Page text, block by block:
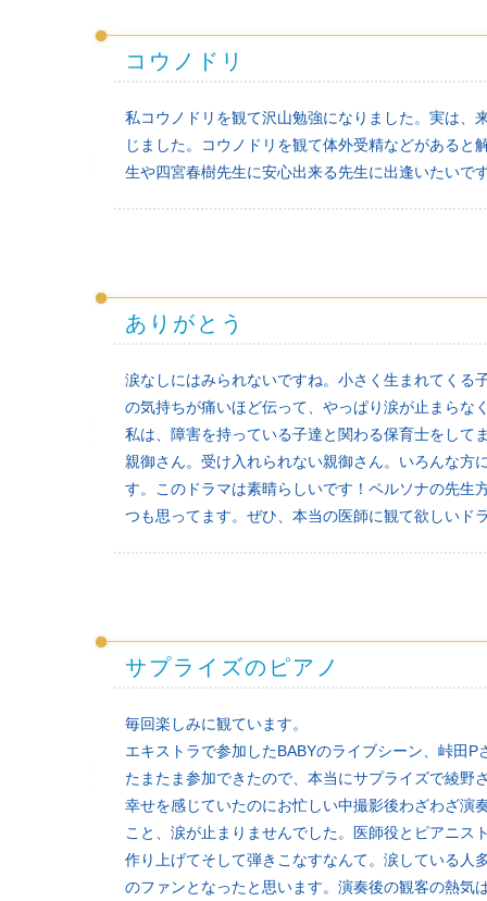
コウノドリ
私コウノドリを観て沢山勉強になりました。実は、
じました。コウノドリを観て体外受精などがある
生や四宮春樹先生に安心出来る先生に出逢いたいで
ありがとう
涙なしにはみられないですね。小さく生まれてくる
の気持ちが痛いほど伝って、やっぱり涙が止まらな
私は、障害を持っている子達と関わる保育士をして
親御さん。受け入れられない親御さん。いろんな方
す。このドラマは素晴らしいです！ペルソナの先生
つも思ってます。ぜひ、本当の医師に観て欲しいド
サプライズのピアノ
毎回楽しみに観ています。
エキストラで参加したBABYのライブシーン、峠田
たまたま参加できたので、本当にサプライズで綾野
幸せを感じていたのにお忙しい中撮影後わざわざ演
こと、涙が止まりませんでした。医師役とピアニ
作り上げてそして弾きこなすなんて。涙している人
のファンとなったと思います。演奏後の観客の熱気